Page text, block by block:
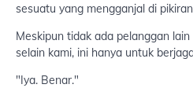
sesuatu yang mengganjal di
Meskipun tidak ada pelanggan
selain kami, ini hanya untuk
"Iya. Benar."